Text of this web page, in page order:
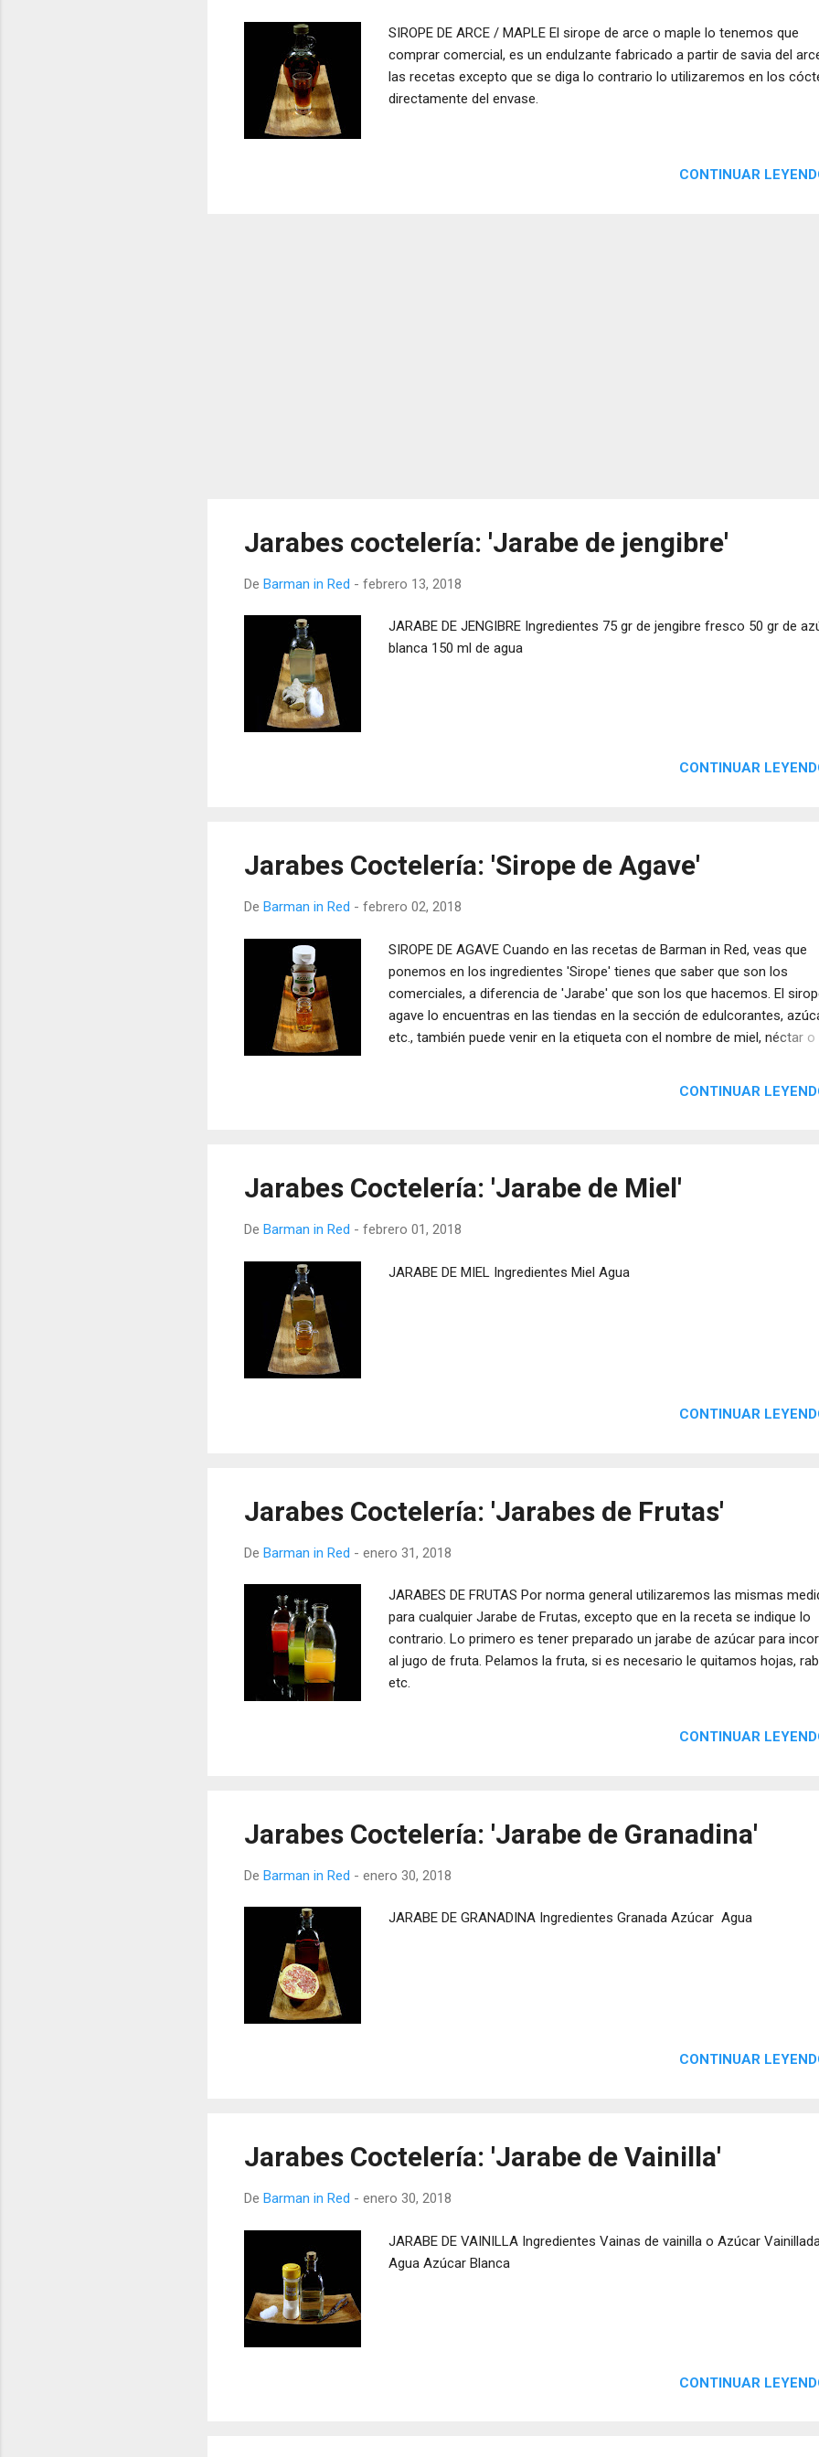
SIROPE DE ARCE / MAPLE El sirope de arce o maple lo tenemos que
comprar comercial, es un endulzante fabricado a partir de savia del
las recetas excepto que se diga lo contrario lo utilizaremos en los
directamente del envase.
CONTINUAR
Jarabes coctelería: 'Jarabe de jengibre'
De Barman in Red - febrero 13, 2018
JARABE DE JENGIBRE Ingredientes 75 gr de jengibre fresco 50 gr de
blanca 150 ml de agua
CONTINUAR
Jarabes Coctelería: 'Sirope de Agave'
De Barman in Red - febrero 02, 2018
SIROPE DE AGAVE Cuando en las recetas de Barman in Red, veas que
ponemos en los ingredientes 'Sirope' tienes que saber que son los
comerciales, a diferencia de 'Jarabe' que son los que hacemos. El
agave lo encuentras en las tiendas en la sección de edulcorantes,
etc., también puede venir en la etiqueta con el nombre de miel, néctar o
CONTINUAR
Jarabes Coctelería: 'Jarabe de Miel'
De Barman in Red - febrero 01, 2018
JARABE DE MIEL Ingredientes Miel Agua
CONTINUAR
Jarabes Coctelería: 'Jarabes de Frutas'
De Barman in Red - enero 31, 2018
JARABES DE FRUTAS Por norma general utilizaremos las mismas
para cualquier Jarabe de Frutas, excepto que en la receta se indique lo
contrario. Lo primero es tener preparado un jarabe de azúcar para
al jugo de fruta. Pelamos la fruta, si es necesario le quitamos hojas,
etc.
CONTINUAR
Jarabes Coctelería: 'Jarabe de Granadina'
De Barman in Red - enero 30, 2018
JARABE DE GRANADINA Ingredientes Granada Azúcar Agua
CONTINUAR
Jarabes Coctelería: 'Jarabe de Vainilla'
De Barman in Red - enero 30, 2018
JARABE DE VAINILLA Ingredientes Vainas de vainilla o Azúcar
Agua Azúcar Blanca
CONTINUAR